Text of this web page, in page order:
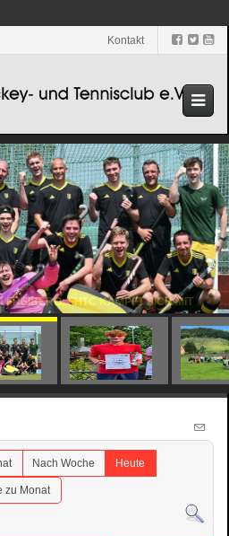
Kontakt
FREIBERG: FHTC KÄMPFT SICH MIT
Nach Woche Heute
zu Monat